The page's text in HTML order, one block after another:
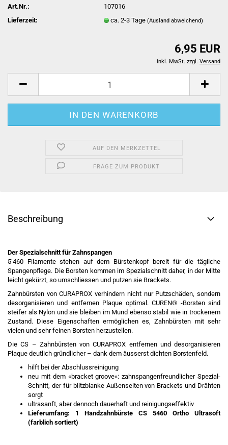
Art.Nr.:
107016
Lieferzeit:
ca. 2-3 Tage(Ausland abweichend)
6,95 EUR
inkl. MwSt. zzgl. Versand
AUF DEN MERKZETTEL
FRAGE ZUM PRODUKT
Beschreibung
Der Spezialschnitt für Zahnspangen
5’460 Filamente stehen auf dem Bürstenkopf bereit für die tägliche
Spangenpflege. Die Borsten kommen im Spezialschnitt daher, in der Mitte
leicht gekürzt, so umschliessen und putzen sie Brackets.
Zahnbürsten von CURAPROX verhindern nicht nur Putzschäden, sondern
desorganisieren und entfernen Plaque optimal. CUREN® -Borsten sind
steifer als Nylon und sie bleiben im Mund ebenso stabil wie in trockenem
Zustand. Diese Eigenschaften ermöglichen es, Zahnbürsten mit sehr
vielen und sehr feinen Borsten herzustellen.
Die CS – Zahnbürsten von CURAPROX entfernen und desorganisieren
Plaque deutlich gründlicher – dank dem äusserst dichten Borstenfeld.
hilft bei der Abschlussreinigung
neu mit dem «bracket groove»: zahnspangenfreundlicher Spezial-
Schnitt, der für blitzblanke Außenseiten von Brackets und Drähten
sorgt
ultrasanft, aber dennoch dauerhaft und reinigungseffektiv
Lieferumfang: 1 Handzahnbürste CS 5460 Ortho Ultrasoft
(farblich sortiert)